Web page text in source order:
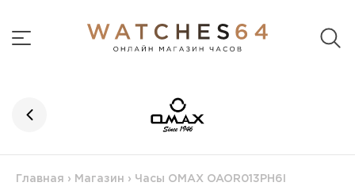
Главная › Магазин › Часы OMAX OAOR013PH6I